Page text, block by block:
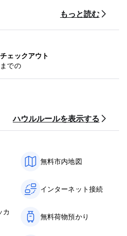
づいてホステルを評価する場合
さい。
に重要です
外席
めのギター
た共用キッチン
もっと読む
チェックアウト
までの
ハウルルールを表示する
無料市内地図
インターネット接続
カ
無料荷物預かり